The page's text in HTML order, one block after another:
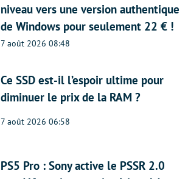
niveau vers une version authentique
de Windows pour seulement 22 € !
7 août 2026 08:48
Ce SSD est-il l’espoir ultime pour
diminuer le prix de la RAM ?
7 août 2026 06:58
PS5 Pro : Sony active le PSSR 2.0